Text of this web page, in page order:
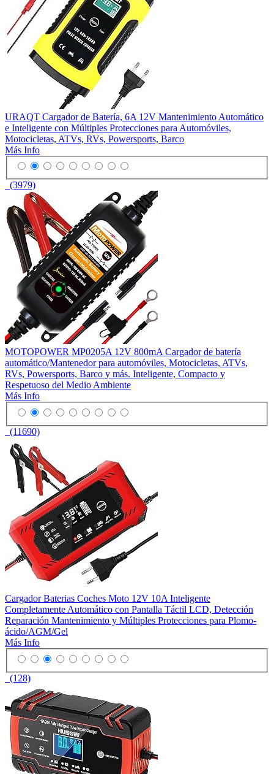
URAQT Cargador de Batería, 6A 12V Mantenimiento Automático
e Inteligente con Múltiples Protecciones para Automóviles,
Motocicletas, ATVs, RVs, Powersports, Barco
Más Info
(3979)
MOTOPOWER MP0205A 12V 800mA Cargador de batería
automático/Mantenedor para automóviles, Motocicletas, ATVs,
RVs, Powersports, Barco y más. Inteligente, Compacto y
Respetuoso del Medio Ambiente
Más Info
(11690)
Cargador Baterias Coches Moto 12V 10A Inteligente
Completamente Automático con Pantalla Táctil LCD, Detección
Reparación Mantenimiento y Múltiples Protecciones para Plomo-
ácido/AGM/Gel
Más Info
(128)